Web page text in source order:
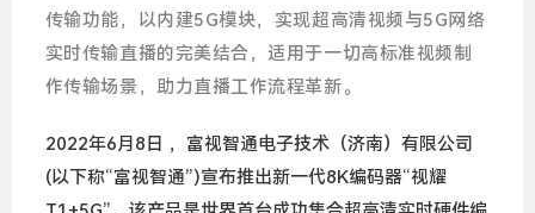
传输功能，以内建5G模块，实现超高清视频与5G网络
实时传输直播的完美结合，适用于一切高标准视频制
作传输场景，助力直播工作流程革新。
2022年6月8日 ，富视智通电子技术（济南）有限公司
(以下称“富视智通”)宣布推出新一代8K编码器“视耀